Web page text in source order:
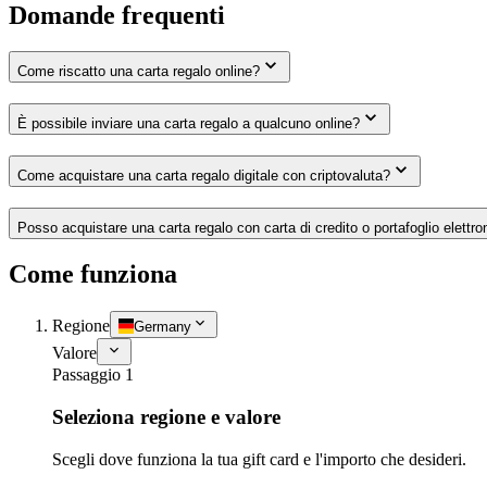
Domande frequenti
Come riscatto una carta regalo online?
È possibile inviare una carta regalo a qualcuno online?
Come acquistare una carta regalo digitale con criptovaluta?
Posso acquistare una carta regalo con carta di credito o portafoglio
Come funziona
Regione Germany
Valore
Passaggio 1
Seleziona regione e valore
Scegli dove funziona la tua gift card e l'importo che desideri.